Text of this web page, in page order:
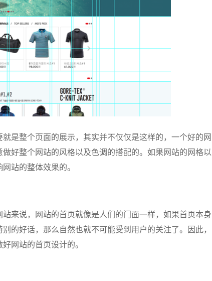
整个页面的展示，其实并不仅仅是这样的，一个好的网
好整个网站的风格以及色调的搭配的。如果网站的网格以
站的整体效果的。
说，网站的首页就像是人们的门面一样，如果首页本身
的好话，那么自然也就不可能受到用户的关注了。因此，
网站的首页设计的。